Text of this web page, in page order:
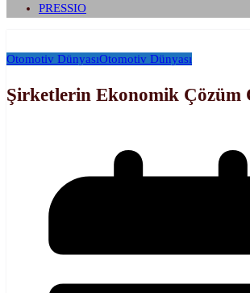
PRESSIO
Otomotiv DünyasıOtomotiv Dünyası
Şirketlerin Ekonomik Çözüm